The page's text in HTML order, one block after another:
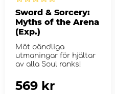
Sword & Sorcery:
Myths of the Arena
(Exp.)
Möt oändliga
utmaningar för hjältar
av alla Soul ranks!
569 kr